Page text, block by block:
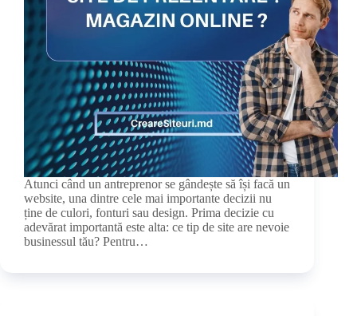
Atunci când un antreprenor se gândește să își facă un
website, una dintre cele mai importante decizii nu
ține de culori, fonturi sau design. Prima decizie cu
adevărat importantă este alta: ce tip de site are nevoie
businessul tău? Pentru…